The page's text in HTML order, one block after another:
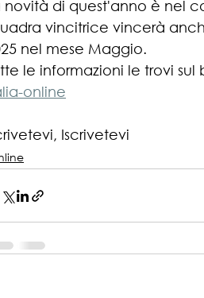
novità di quest'anno è nel
vincitrice vincerà
nel mese Maggio.
le informazioni le trovi sul
online
Iscrivetevi